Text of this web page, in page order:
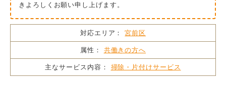
きよろしくお願い申し上げます。
対応エリア： 宮前区
属性： 共働きの方へ
主なサービス内容： 掃除・片付けサービス